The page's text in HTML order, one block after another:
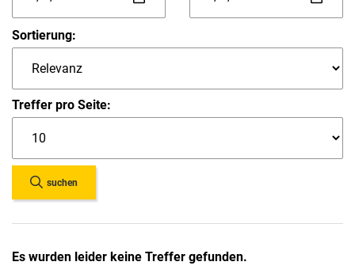
Sortierung:
Treffer pro Seite:
suchen
Es wurden leider keine Treffer gefunden.